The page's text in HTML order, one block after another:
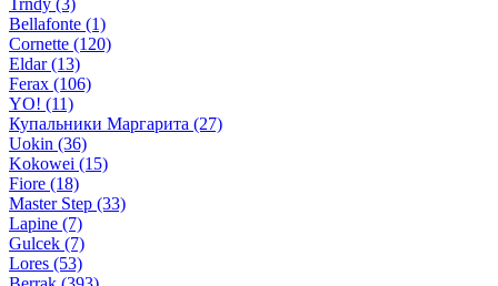
Trndy (3)
Bellafonte (1)
Cornette (120)
Eldar (13)
Ferax (106)
YO! (11)
Купальники Маргарита (27)
Uokin (36)
Kokowei (15)
Fiore (18)
Master Step (33)
Lapine (7)
Gulcek (7)
Lores (53)